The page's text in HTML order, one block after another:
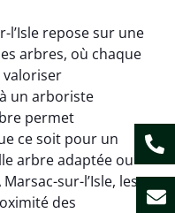
l’Isle repose sur une
arbres, où chaque
un arboriste
permet
ce soit pour un
arbre adaptée ou
sur-l’Isle, les
des